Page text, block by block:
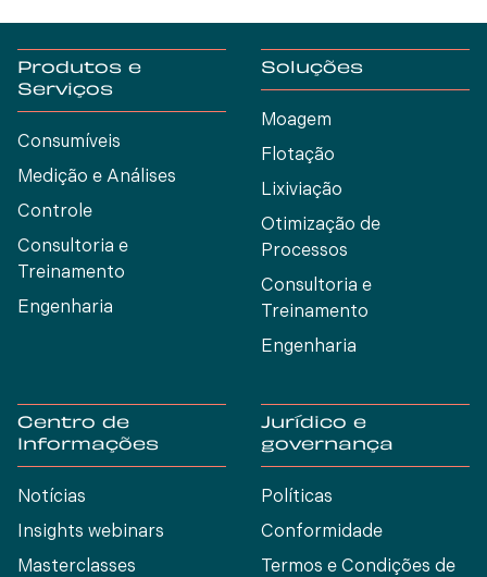
Produtos e
Serviços
Consumíveis
Medição e Análises
Controle
Consultoria e
Treinamento
Engenharia
Soluções
Moagem
Flotação
Lixiviação
Otimização de
Processos
Consultoria e
Treinamento
Engenharia
Centro de
Informações
Notícias
Insights webinars
Masterclasses
Jurídico e
governança
Políticas
Conformidade
Termos e Condições de